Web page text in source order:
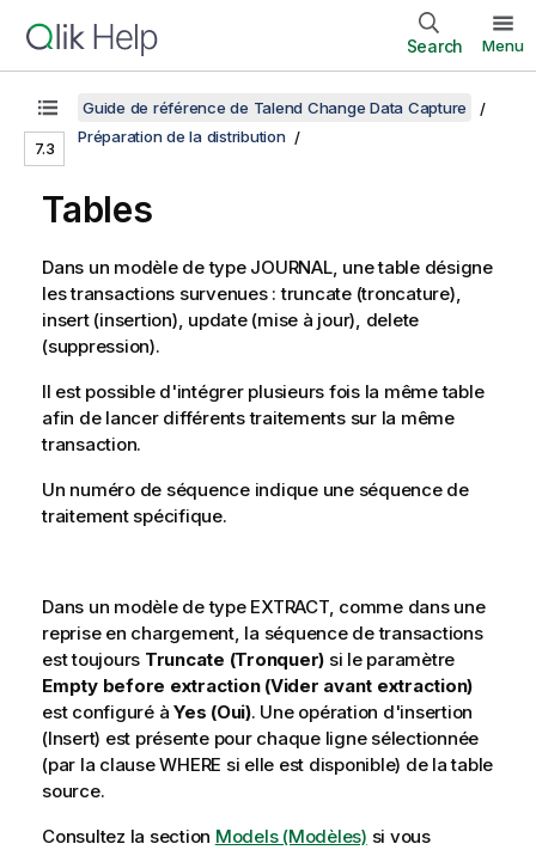
Search Menu
7.3
Guide de référence de Talend Change Data Capture
Préparation de la distribution
Tables
Dans un modèle de type JOURNAL, une table désigne
les transactions survenues : truncate (troncature),
insert (insertion), update (mise à jour), delete
(suppression).
Il est possible d'intégrer plusieurs fois la même table
afin de lancer différents traitements sur la même
transaction.
Un numéro de séquence indique une séquence de
traitement spécifique.
Dans un modèle de type EXTRACT, comme dans une
reprise en chargement, la séquence de transactions
est toujours Truncate (Tronquer) si le paramètre
Empty before extraction (Vider avant extraction)
est configuré à Yes (Oui). Une opération d'insertion
(Insert) est présente pour chaque ligne sélectionnée
(par la clause WHERE si elle est disponible) de la table
source.
Consultez la section Models (Modèles) si vous